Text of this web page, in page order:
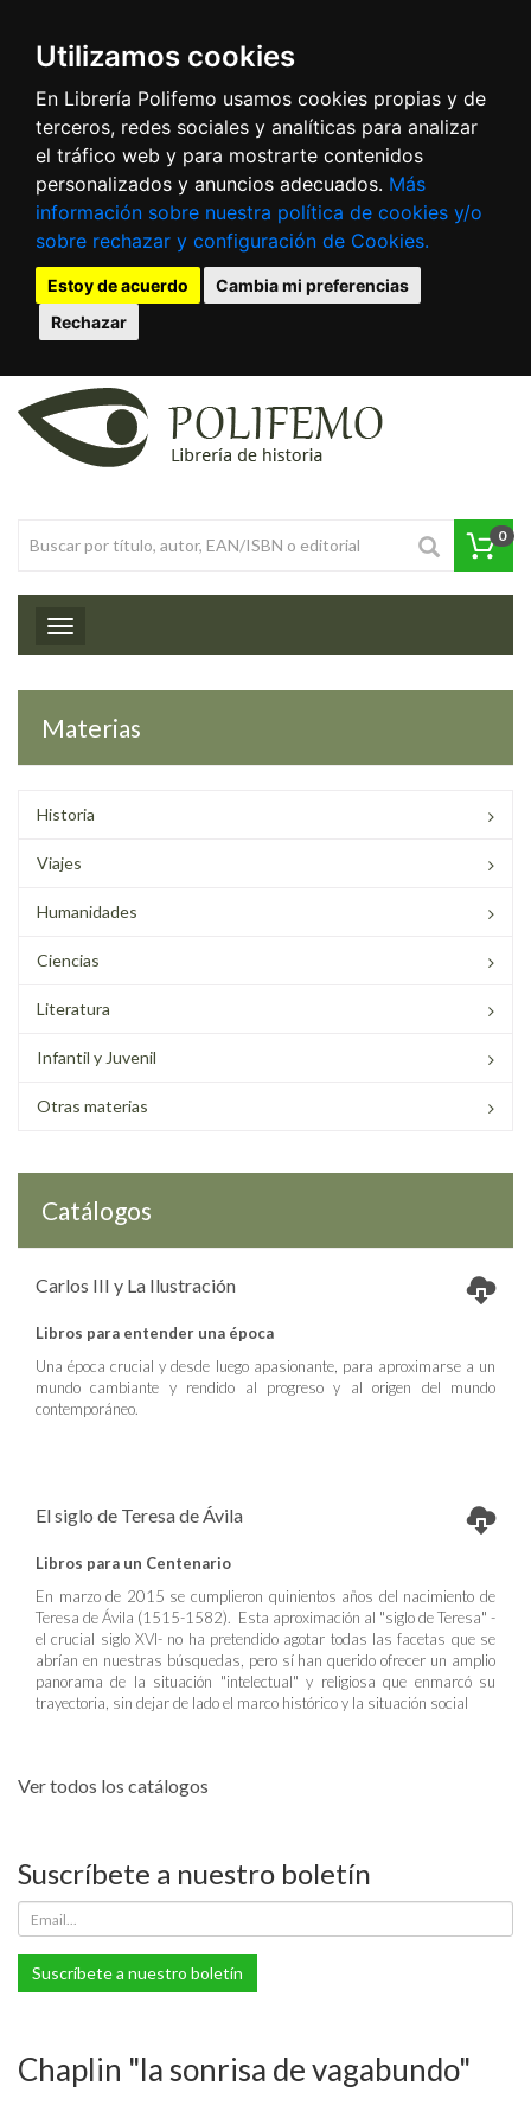
Utilizamos cookies
En Librería Polifemo usamos cookies propias y de
terceros, redes sociales y analíticas para analizar
el tráfico web y para mostrarte contenidos
personalizados y anuncios adecuados. Más
información sobre nuestra política de cookies y/o
sobre rechazar y configuración de Cookies.
Estoy de acuerdo
Cambia mi preferencias
Rechazar
0
Toggle navigation
Materias
Historia
Viajes
Humanidades
Ciencias
Literatura
Infantil y Juvenil
Otras materias
Catálogos
Carlos III y La Ilustración
Libros para entender una época
Una época crucial y desde luego apasionante, para aproximarse a un
mundo cambiante y rendido al progreso y al origen del mundo
contemporáneo.
El siglo de Teresa de Ávila
Libros para un Centenario
En marzo de 2015 se cumplieron quinientos años del nacimiento de
Teresa de Ávila (1515-1582). Esta aproximación al "siglo de Teresa" -
el crucial siglo XVI- no ha pretendido agotar todas las facetas que se
abrían en nuestras búsquedas, pero sí han querido ofrecer un amplio
panorama de la situación "intelectual" y religiosa que enmarcó su
trayectoria, sin dejar de lado el marco histórico y la situación social
Ver todos los catálogos
Suscríbete a nuestro boletín
Suscríbete a nuestro boletín
Chaplin "la sonrisa de vagabundo"